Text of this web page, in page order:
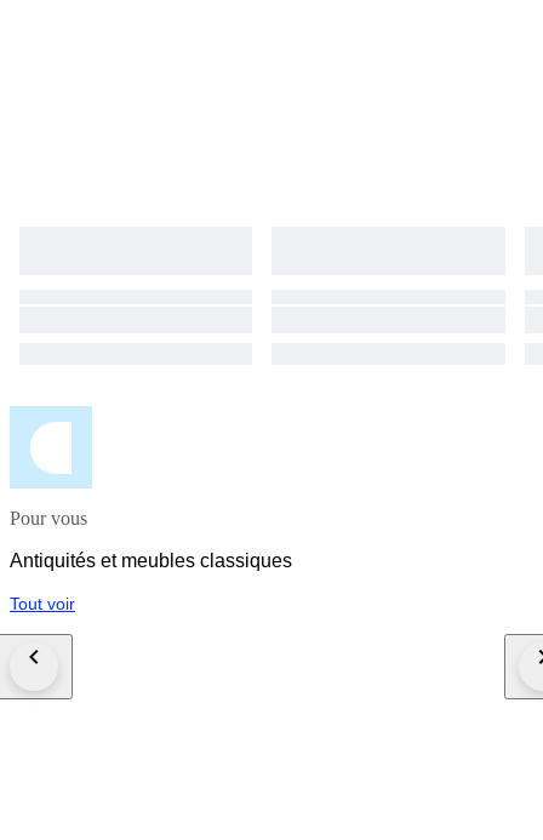
Pour vous
Antiquités et meubles classiques
Tout voir